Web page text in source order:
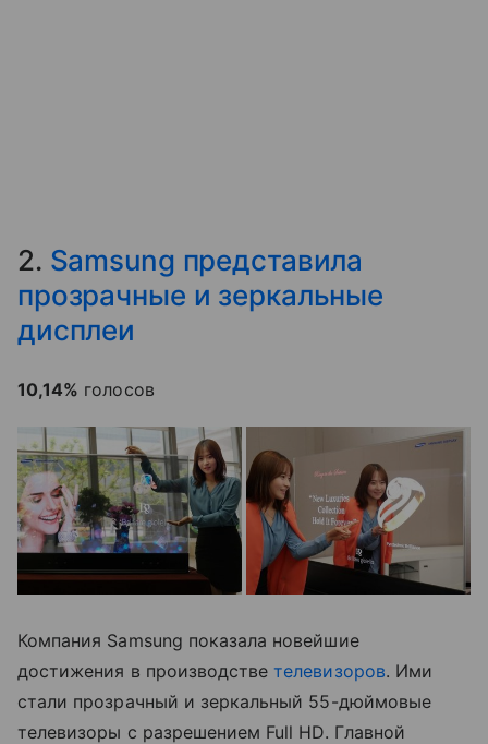
2. Samsung представила
прозрачные и зеркальные
дисплеи
10,14% голосов
Компания Samsung показала новейшие
достижения в производстветелевизоров. Ими
стали прозрачный и зеркальный 55-дюймовые
телевизоры с разрешением Full HD. Главной